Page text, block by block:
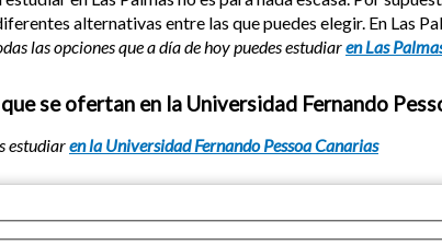
alternativas entre las que puedes elegir. En Las
las opciones que a día de hoy puedes estudiaren Las
se ofertan en la Universidad Fernando
estudiaren la Universidad Fernando Pessoa Canarias